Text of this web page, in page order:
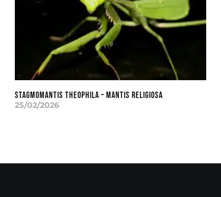
Stagmomantis theophila – Mantis Religiosa
25/02/2026